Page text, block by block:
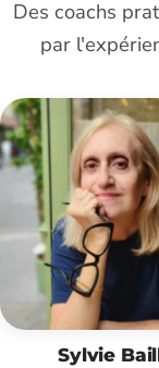
Des coachs
par
Sylvie